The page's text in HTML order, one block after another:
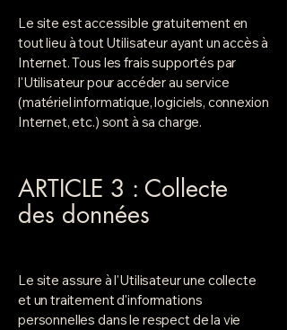
Le site est accessible gratuitement en
tout lieu à tout Utilisateur ayant un accès à
Internet. Tous les frais supportés par
l'Utilisateur pour accéder au service
(matériel informatique, logiciels, connexion
Internet, etc.) sont à sa charge.
ARTICLE 3 : Collecte
des données
Le site assure à l'Utilisateur une collecte
et un traitement d'informations
personnelles dans le respect de la vie